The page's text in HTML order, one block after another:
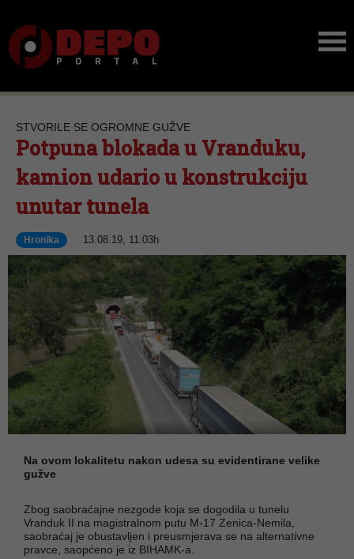
STVORILE SE OGROMNE GUŽVE
Potpuna blokada u Vranduku,
kamion udario u konstrukciju
unutar tunela
Hronika 13.08.19, 11:03h
Na ovom lokalitetu nakon udesa su evidentirane velike
gužve
Zbog saobraćajne nezgode koja se dogodila u tunelu
Vranduk II na magistralnom putu M-17 Zenica-Nemila,
saobraćaj je obustavljen i preusmjerava se na alternativne
pravce, saopćeno je iz BIHAMK-a.